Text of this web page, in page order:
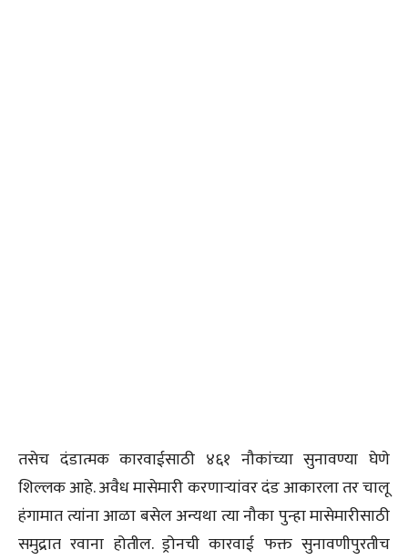
तसेच दंडात्मक कारवाईसाठी ४६१ नौकांच्या सुनावण्या घेणे
शिल्लक आहे. अवैध मासेमारी करणाऱ्यांवर दंड आकारला तर चालू
हंगामात त्यांना आळा बसेल अन्यथा त्या नौका पुन्हा मासेमारीसाठी
समुद्रात रवाना होतील. ड्रोनची कारवाई फक्त सुनावणीपुरतीच